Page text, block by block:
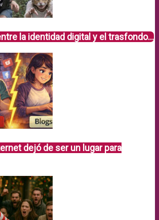
la identidad digital y el trasfondo…
dejó de ser un lugar para